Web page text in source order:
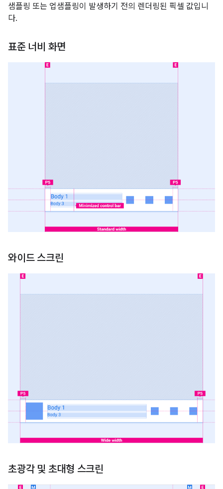
샘플링 또는 업샘플링이 발생하기 전의 렌더링된 픽셀 값입니
다.
표준 너비 화면
와이드 스크린
초광각 및 초대형 스크린